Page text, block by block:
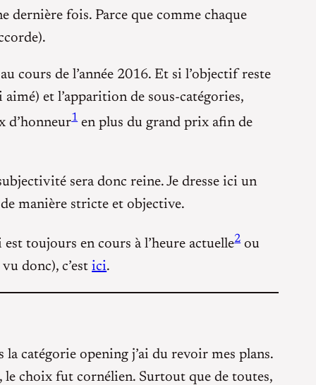
dernière fois. Parce que comme chaque
cours de l’année 2016. Et si l’objectif reste
et l’apparition de sous-catégories,
d’honneur1en plus du grand prix afin de
sera donc reine. Je dresse ici un
manière stricte et objective.
toujours en cours à l’heure actuelle2ou
donc), c’estici.
la catégorie opening j’ai du revoir mes plans.
choix fut cornélien. Surtout que de toutes,